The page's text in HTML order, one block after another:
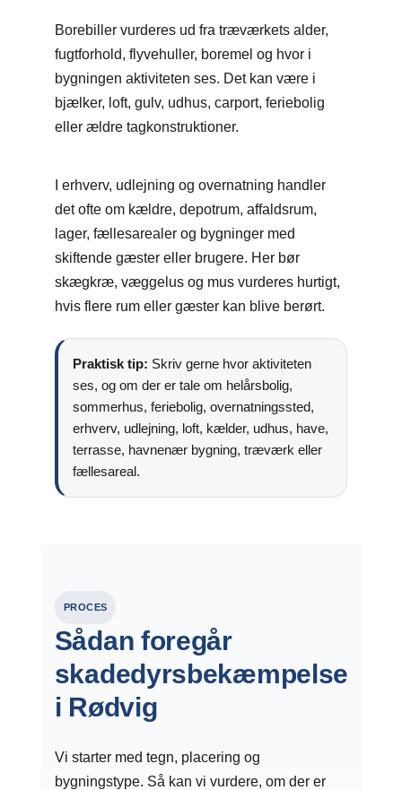
Borebiller vurderes ud fra træværkets alder,
fugtforhold, flyvehuller, boremel og hvor i
bygningen aktiviteten ses. Det kan være i
bjælker, loft, gulv, udhus, carport, feriebolig
eller ældre tagkonstruktioner.
I erhverv, udlejning og overnatning handler
det ofte om kældre, depotrum, affaldsrum,
lager, fællesarealer og bygninger med
skiftende gæster eller brugere. Her bør
skægkræ, væggelus og mus vurderes hurtigt,
hvis flere rum eller gæster kan blive berørt.
Praktisk tip: Skriv gerne hvor aktiviteten
ses, og om der er tale om helårsbolig,
sommerhus, feriebolig, overnatningssted,
erhverv, udlejning, loft, kælder, udhus, have,
terrasse, havnenær bygning, træværk eller
fællesareal.
PROCES
Sådan foregår
skadedyrsbekæmpelse
i Rødvig
Vi starter med tegn, placering og
bygningstype. Så kan vi vurdere, om der er